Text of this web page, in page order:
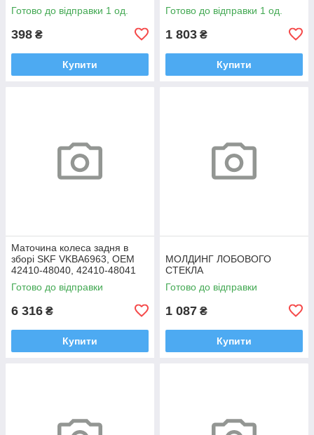
Готово до відправки 1 од.
398 ₴
Купити
Готово до відправки 1 од.
1 803 ₴
Купити
Маточина колеса задня в
зборі SKF VKBA6963, OEM
42410-48040, 42410-48041
Highlander, RX
Готово до відправки
6 316 ₴
Купити
МОЛДИНГ ЛОБОВОГО
СТЕКЛА
Готово до відправки
1 087 ₴
Купити